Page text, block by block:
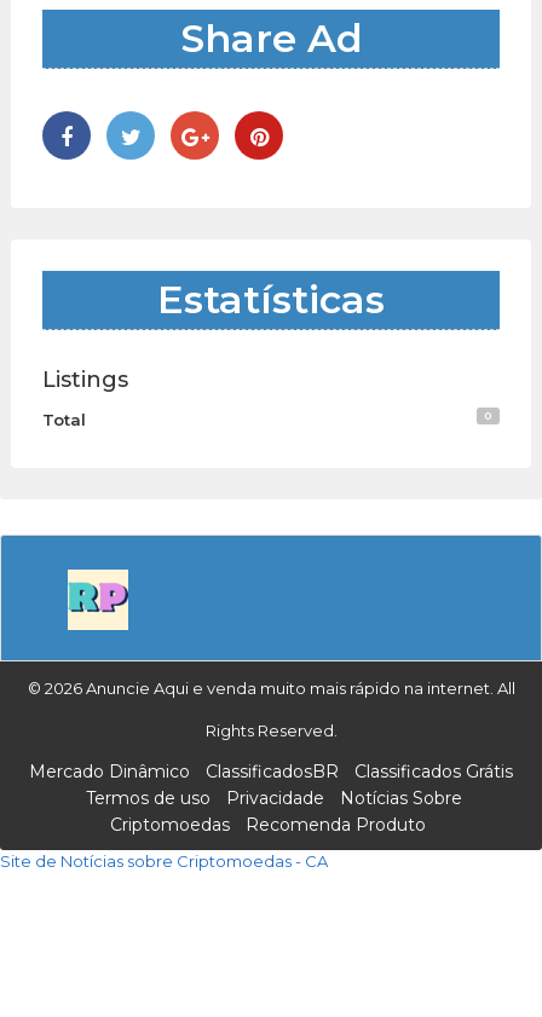
Share Ad
Estatísticas
Listings
Total 0
© 2026 Anuncie Aqui e venda muito mais rápido na internet. All
Rights Reserved.
Mercado Dinâmico ClassificadosBR
Classificados Grátis
Termos de uso
Privacidade
Notícias Sobre
Criptomoedas
Recomenda Produto
Site de Notícias sobre Criptomoedas - CA